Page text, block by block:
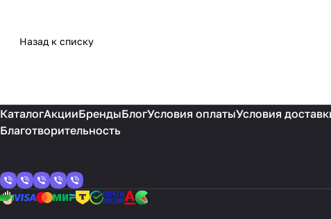
Назад к списку
КаталогАкцииБрендыБлогУсловия оплатыУсловия
Благотворительность